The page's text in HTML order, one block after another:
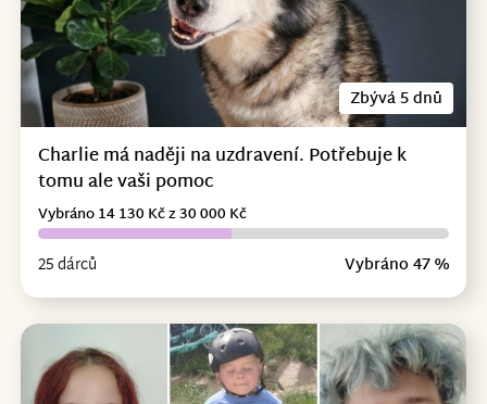
Zbývá 5 dnů
Charlie má naději na uzdravení. Potřebuje k
tomu ale vaši pomoc
25 dárců Vybráno 47 %
Vybráno 14 130 Kč z 30 000 Kč